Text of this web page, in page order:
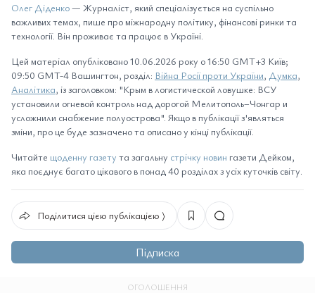
Олег Діденко— Журналіст, який спеціалізується на суспільно
важливих темах, пише про міжнародну політику, фінансові ринки та
технології. Він проживає та працює в Україні.
Цей матеріал опубліковано 10.06.2026 року о 16:50 GMT+3 Київ;
09:50 GMT-4 Вашингтон, розділ: Війна Росії проти України, Думка,
Аналітика, із заголовком: "Крым в логистической ловушке: ВСУ
установили огневой контроль над дорогой Мелитополь–Чонгар и
усложнили снабжение полуострова". Якщо в публікації з'являться
зміни, про це буде зазначено та описано у кінці публікації.
Читайте щоденну газету та загальну стрічку новин газети Дейком,
яка поєднує багато цікавого в понад 40 розділах з усіх куточків світу.
Поділитися цією публікацією ⟩
Підписка
ОГОЛОШЕННЯ